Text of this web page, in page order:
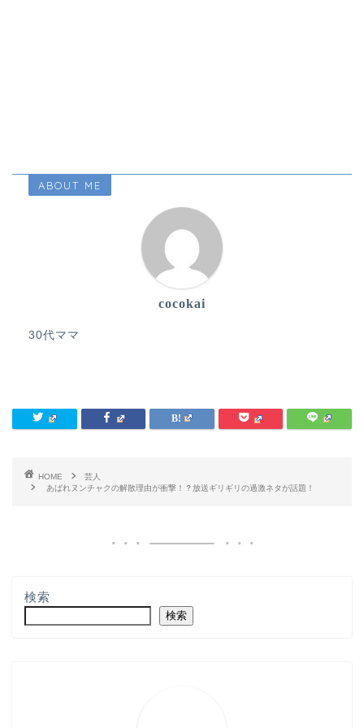
ABOUT ME
cocokai
30代ママ
HOME
芸人
あばれヌンチャクの解散理由が衝撃！？放送ギリギリの過激ネタが話題！
検索
検索